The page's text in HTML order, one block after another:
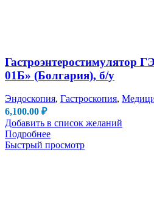
Гастроэнтеростимулятор
01Б» (Болгария), б/у
Эндоскопия, Гастроскопия,
6,100.00 ₽
Добавить в список желаний
Подробнее
Быстрый просмотр